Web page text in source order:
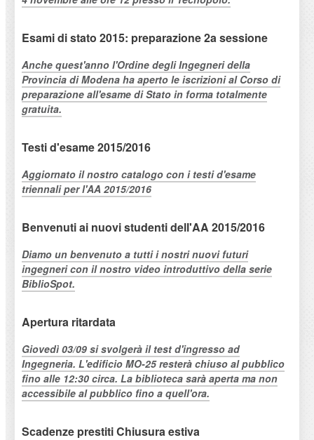
Esami di stato 2015: preparazione 2a sessione
Anche quest'anno l'Ordine degli Ingegneri della
Provincia di Modena ha aperto le iscrizioni al Corso di
preparazione all'esame di Stato in forma totalmente
gratuita.
Testi d'esame 2015/2016
Aggiornato il nostro catalogo con i testi d'esame
triennali per l'AA 2015/2016
Benvenuti ai nuovi studenti dell'AA 2015/2016
Diamo un benvenuto a tutti i nostri nuovi futuri
ingegneri con il nostro video introduttivo della serie
BiblioSpot.
Apertura ritardata
Giovedì 03/09 si svolgerà il test d'ingresso ad
Ingegneria. L'edificio MO-25 resterà chiuso al pubblico
fino alle 12:30 circa. La biblioteca sarà aperta ma non
accessibile al pubblico fino a quell'ora.
Scadenze prestiti Chiusura estiva